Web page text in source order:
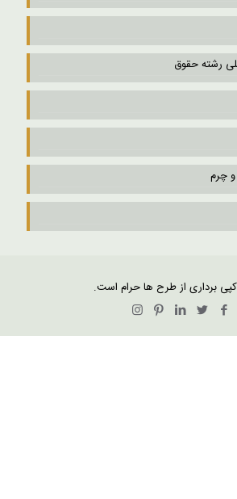
رشته حقوق
چرم
برداری از طرح ها حرام است.